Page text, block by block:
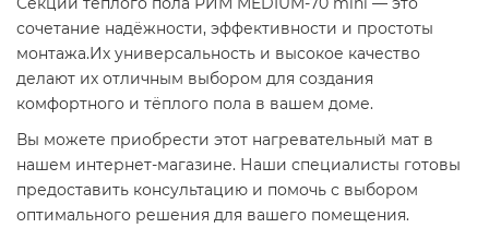
сочетание надёжности, эффективности и простоты
монтажа.Их универсальность и высокое качество
делают их отличным выбором для создания
комфортного и тёплого пола в вашем доме.
Вы можете приобрести этот нагревательный мат в
нашем интернет-магазине. Наши специалисты готовы
предоставить консультацию и помочь с выбором
оптимального решения для вашего помещения.